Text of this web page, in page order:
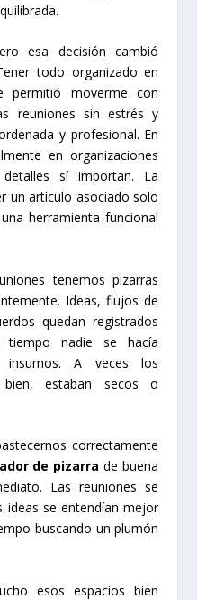
esa decisión cambió
todo organizado en
permitió moverme con
reuniones sin estrés y
y profesional. En
en organizaciones
sí importan. La
un artículo asociado solo
herramienta funcional
tenemos pizarras
Ideas, flujos de
quedan registrados
tiempo nadie se hacía
A veces los
bien, estaban secos o
correctamente
de pizarra de buena
Las reuniones se
ideas se entendían mejor
buscando un plumón
esos espacios bien